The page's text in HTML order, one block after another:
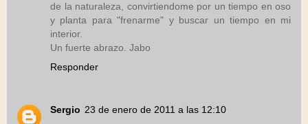
de la naturaleza, convirtiendome por un tiempo en oso
y planta para "frenarme" y buscar un tiempo en mi
interior.
Un fuerte abrazo. Jabo
Responder
Sergio 23 de enero de 2011 a las 12:10